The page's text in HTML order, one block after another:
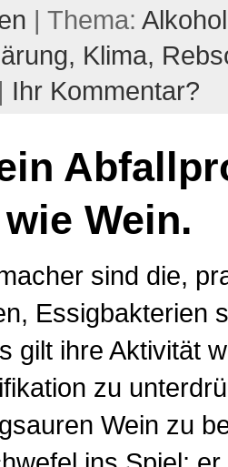
| Thema:
Klima,
| Ihr Kommentar?
Wein.
sind die,
Essigbakterien
gilt ihre Aktivität
zu
Wein zu